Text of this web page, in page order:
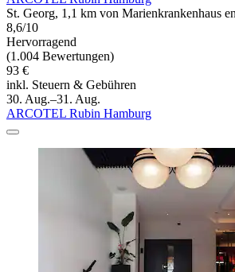
St. Georg, 1,1 km von Marienkrankenhaus
8,6/10
Hervorragend
(1.004 Bewertungen)
93 €
inkl. Steuern & Gebühren
30. Aug.–31. Aug.
ARCOTEL Rubin Hamburg